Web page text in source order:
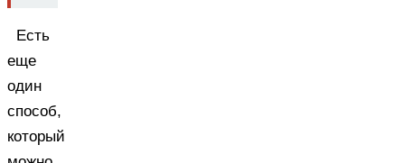
Есть
еще
один
способ,
который